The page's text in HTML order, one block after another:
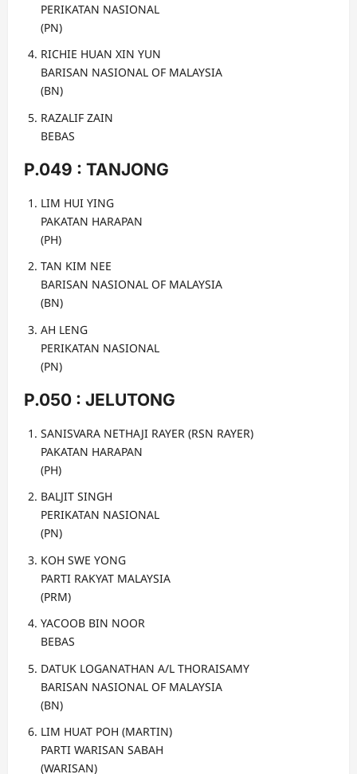
PERIKATAN NASIONAL
(PN)
RICHIE HUAN XIN YUN
BARISAN NASIONAL OF MALAYSIA
(BN)
RAZALIF ZAIN
BEBAS
P.049 : TANJONG
LIM HUI YING
PAKATAN HARAPAN
(PH)
TAN KIM NEE
BARISAN NASIONAL OF MALAYSIA
(BN)
AH LENG
PERIKATAN NASIONAL
(PN)
P.050 : JELUTONG
SANISVARA NETHAJI RAYER (RSN RAYER)
PAKATAN HARAPAN
(PH)
BALJIT SINGH
PERIKATAN NASIONAL
(PN)
KOH SWE YONG
PARTI RAKYAT MALAYSIA
(PRM)
YACOOB BIN NOOR
BEBAS
DATUK LOGANATHAN A/L THORAISAMY
BARISAN NASIONAL OF MALAYSIA
(BN)
LIM HUAT POH (MARTIN)
PARTI WARISAN SABAH
(WARISAN)